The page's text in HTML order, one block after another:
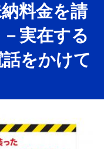
料金を請
実在する
をかけて